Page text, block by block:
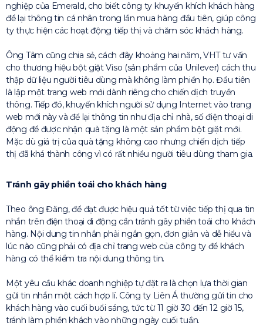
nghiệp của Emerald, cho biết công ty khuyến khích khách hàng
để lại thông tin cá nhân trong lần mua hàng đầu tiên, giúp công
ty thực hiện các hoạt động tiếp thị và chăm sóc khách hàng.
Ông Tâm cũng chia sẻ, cách đây khoảng hai năm, VHT tư vấn
cho thương hiệu bột giặt Viso (sản phẩm của Unilever) cách thu
thập dữ liệu người tiêu dùng mà không làm phiền họ. Đầu tiên
là lập một trang web mới dành riêng cho chiến dịch truyền
thông. Tiếp đó, khuyến khích người sử dụng Internet vào trang
web mới này và để lại thông tin như địa chỉ nhà, số điện thoại di
động để được nhận quà tặng là một sản phẩm bột giặt mới.
Mặc dù giá trị của quà tặng không cao nhưng chiến dịch tiếp
thị đã khá thành công vì có rất nhiều người tiêu dùng tham gia.
Tránh gây phiền toái cho khách hàng
Theo ông Đăng, để đạt được hiệu quả tốt từ việc tiếp thị qua tin
nhắn trên điện thoại di động cần tránh gây phiền toái cho khách
hàng. Nội dung tin nhắn phải ngắn gọn, đơn giản và dễ hiểu và
lúc nào cũng phải có địa chỉ trang web của công ty để khách
hàng có thể kiểm tra nội dung thông tin.
Một yêu cầu khác doanh nghiệp tự đặt ra là chọn lựa thời gian
gửi tin nhắn một cách hợp lí. Công ty Liên Á thường gửi tin cho
khách hàng vào cuối buổi sáng, tức từ 11 giờ 30 đến 12 giờ 15,
tránh làm phiền khách vào những ngày cuối tuần.